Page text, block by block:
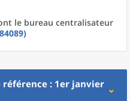
le bureau centralisateur
référence : 1er janvier